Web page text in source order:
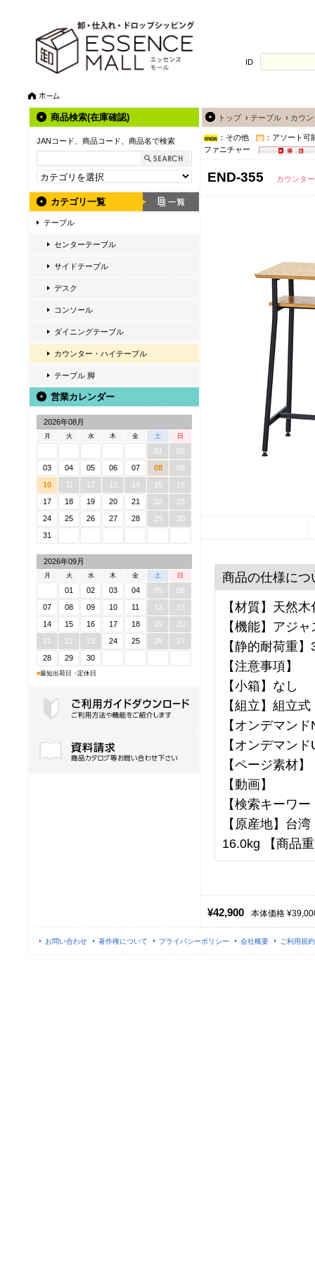
ID
商品検索(在庫確認)
JANコード、商品コード、商品名で検索
カテゴリ一覧
テーブル
センターテーブル
サイドテーブル
デスク
コンソール
ダイニングテーブル
カウンター・ハイテーブル
テーブル 脚
営業カレンダー
2026年08月
月 火 水 木 金 土 日
01
02
03
04 05 06 07 08
09
10
11 12 13 14 15
16
17
18 19 20 21 22
23
24
25 26 27 28 29
30
31
2026年09月
月 火 水 木 金 土 日
01 02 03 04 05
06
07
08 09 10 11 12
13
14
15 16 17 18 19
20
21
22 23 24 25 26
27
28
29 30
■最短出荷日 ■定休日
トップ› テーブル › カウ
：その他
：アソート可
ファニチャー
END-355 カウンタ
商品の仕様につ
【材質】天然
【機能】アジ
【静的耐荷重
【注意事項】
【小箱】なし
【組立】組立式
【オンデマン
【オンデマン
【ページ素材】
【動画】
【検索キーワ
【原産地】台
16.0kg 【商品
¥42,900 本体価格
お問い合わせ 著作権について プライバシーポリシー 会社概要 ご利用規約